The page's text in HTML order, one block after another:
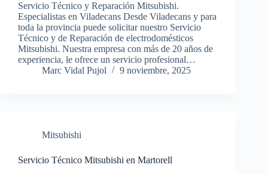
Servicio Técnico y Reparación Mitsubishi.
Especialistas en Viladecans Desde Viladecans y para
toda la provincia puede solicitar nuestro Servicio
Técnico y de Reparación de electrodomésticos
Mitsubishi. Nuestra empresa con más de 20 años de
experiencia, le ofrece un servicio profesional…
Marc Vidal Pujol
9 noviembre, 2025
Mitsubishi
Servicio Técnico Mitsubishi en Martorell